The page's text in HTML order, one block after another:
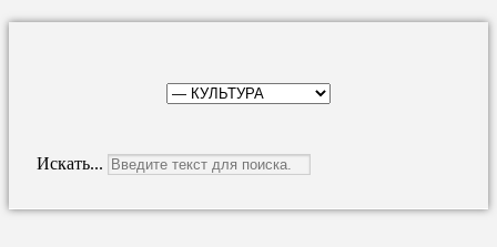
Искать...